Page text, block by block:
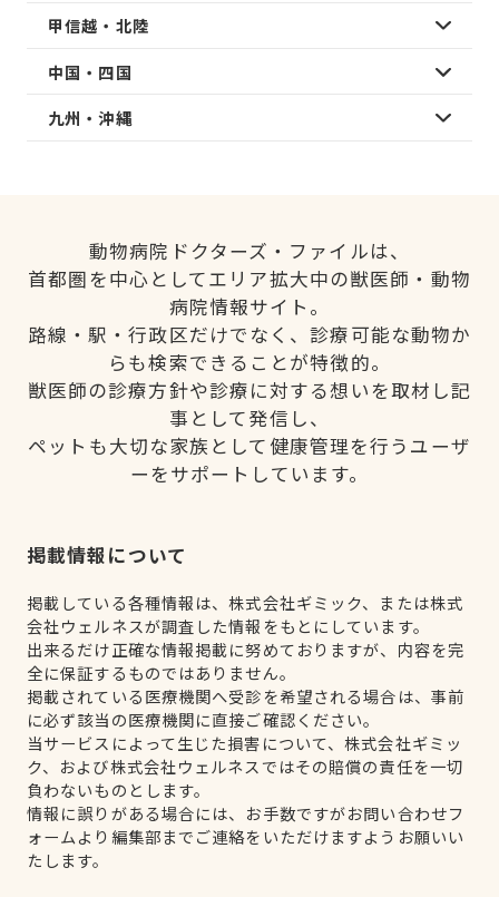
甲信越・北陸
中国・四国
九州・沖縄
動物病院ドクターズ・ファイルは、
首都圏を中心としてエリア拡大中の獣医師・動物
病院情報サイト。
路線・駅・行政区だけでなく、診療可能な動物か
らも検索できることが特徴的。
獣医師の診療方針や診療に対する想いを取材し記
事として発信し、
ペットも大切な家族として健康管理を行うユーザ
ーをサポートしています。
掲載情報について
掲載している各種情報は、株式会社ギミック、または株式
会社ウェルネスが調査した情報をもとにしています。
出来るだけ正確な情報掲載に努めておりますが、内容を完
全に保証するものではありません。
掲載されている医療機関へ受診を希望される場合は、事前
に必ず該当の医療機関に直接ご確認ください。
当サービスによって生じた損害について、株式会社ギミッ
ク、および株式会社ウェルネスではその賠償の責任を一切
負わないものとします。
情報に誤りがある場合には、お手数ですがお問い合わせフ
ォームより編集部までご連絡をいただけますようお願いい
たします。